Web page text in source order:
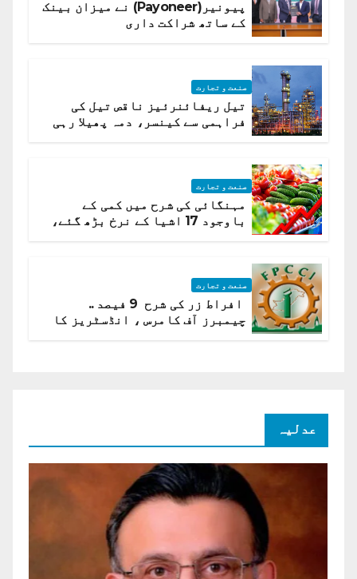
پیونیر(Payoneer) نے میزان بینک
کے ساتھ شراکت داری
صنعت و تجارت
تیل ریفائنرئیز ناقص تیل کی
فراہمی سے کینسر، دمہ پھیلا رہی
صنعت و تجارت
مہنگائی کی شرح میں کمی کے
باوجود 17 اشیا کے نرخ بڑھ گئے،
صنعت و تجارت
افراط زر کی شرح 9 فیصد ..
چیمبرز آف کامرس ، انڈسٹریز کا
عدلیہ